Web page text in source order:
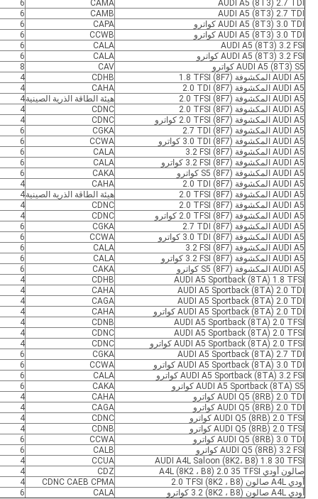
AUDI A5 (8T3) 2.7 TDI
CAMA
6
AUDI A5 (8T3) 2.7 TDI
CAMB
6
AUDI A5 (8T3) 3.0 TDI كواترو
CAPA
6
AUDI A5 (8T3) 3.0 TDI كواترو
CCWB
6
AUDI A5 (8T3) 3.2 FSI
CALA
6
AUDI A5 (8T3) 3.2 FSI كواترو
CALA
6
AUDI A5 (8T3) S5 كواترو
CAV
8
AUDI A5 المكشوفة (8F7) 1.8 TFSI
CDHB
4
AUDI A5 المكشوفة (8F7) 2.0 TDI
CAHA
4
AUDI A5 المكشوفة (8F7) 2.0 TFSI
هيئة الطاقة الذرية الصينية4
AUDI A5 المكشوفة (8F7) 2.0 TFSI
CDNC
4
AUDI A5 المكشوفة (8F7) 2.0 TFSI كواترو
CDNC
4
AUDI A5 المكشوفة (8F7) 2.7 TDI
CGKA
6
AUDI A5 المكشوفة (8F7) 3.0 TDI كواترو
CCWA
6
AUDI A5 المكشوفة (8F7) 3.2 FSI
CALA
6
AUDI A5 المكشوفة (8F7) 3.2 FSI كواترو
CALA
6
AUDI A5 المكشوفة (8F7) S5 كواترو
CAKA
6
AUDI A5 المكشوفة (8F7) 2.0 TDI
CAHA
4
AUDI A5 المكشوفة (8F7) 2.0 TFSI
هيئة الطاقة الذرية الصينية4
AUDI A5 المكشوفة (8F7) 2.0 TFSI
CDNC
4
AUDI A5 المكشوفة (8F7) 2.0 TFSI كواترو
CDNC
4
AUDI A5 المكشوفة (8F7) 2.7 TDI
CGKA
6
AUDI A5 المكشوفة (8F7) 3.0 TDI كواترو
CCWA
6
AUDI A5 المكشوفة (8F7) 3.2 FSI
CALA
6
AUDI A5 المكشوفة (8F7) 3.2 FSI كواترو
CALA
6
AUDI A5 المكشوفة (8F7) S5 كواترو
CAKA
6
AUDI A5 Sportback (8TA) 1.8 TFSI
CDHB
4
AUDI A5 Sportback (8TA) 2.0 TDI
CAHA
4
AUDI A5 Sportback (8TA) 2.0 TDI
CAGA
4
AUDI A5 Sportback (8TA) 2.0 TDI كواترو
CAHA
4
AUDI A5 Sportback (8TA) 2.0 TFSI
CDNB
4
AUDI A5 Sportback (8TA) 2.0 TFSI
CDNC
4
AUDI A5 Sportback (8TA) 2.0 TFSI كواترو
CDNC
4
AUDI A5 Sportback (8TA) 2.7 TDI
CGKA
6
AUDI A5 Sportback (8TA) 3.0 TDI كواترو
CCWA
6
AUDI A5 Sportback (8TA) 3.2 FSI كواترو
CALA
6
AUDI A5 Sportback (8TA) S5 كواترو
CAKA
6
AUDI Q5 (8RB) 2.0 TDI كواترو
CAHA
4
AUDI Q5 (8RB) 2.0 TDI كواترو
CAGA
4
AUDI Q5 (8RB) 2.0 TFSI كواترو
CDNC
4
AUDI Q5 (8RB) 2.0 TFSI كواترو
CDNB
4
AUDI Q5 (8RB) 3.0 TDI كواترو
CCWA
6
AUDI Q5 (8RB) 3.2 FSI كواترو
CALB
6
AUDI A4L Saloon (8K2، B8) 1.8 30 TFSI
CCUA
4
صالون أودي A4L (8K2 ، B8) 2.0 35 TFSI
CDZ
4
أودي A4L صالون (8K2 ، B8) 2.0 TFSI
CDNC CAEB CPMA
4
أودي A4L صالون (8K2 ، B8) 3.2 كواترو
CALA
6